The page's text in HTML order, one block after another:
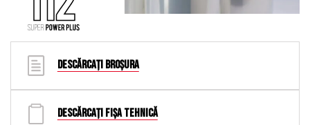
DESCĂRCAȚI BROȘURA
DESCĂRCAȚI FIȘA TEHNICĂ